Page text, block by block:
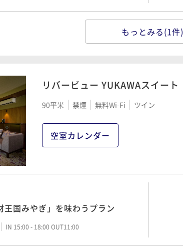
はお食事場所を選べる連泊プラン
もっとみる(1件)
リバービュー YUKAWAスイート
90平米 禁煙 無料Wi-Fi ツイン
空室カレンダー
王国みやぎ」を味わうプラン
IN 15:00 - 18:00 OUT11:00